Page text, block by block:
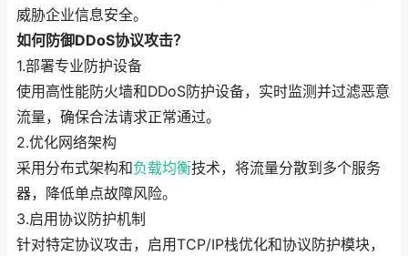
威胁企业信息安全。
如何防御DDoS协议攻击？
1.部署专业防护设备
使用高性能防火墙和DDoS防护设备，实时监测并过滤恶意
流量，确保合法请求正常通过。
2.优化网络架构
采用分布式架构和负载均衡技术，将流量分散到多个服务
器，降低单点故障风险。
3.启用协议防护机制
针对特定协议攻击，启用TCP/IP栈优化和协议防护模块，